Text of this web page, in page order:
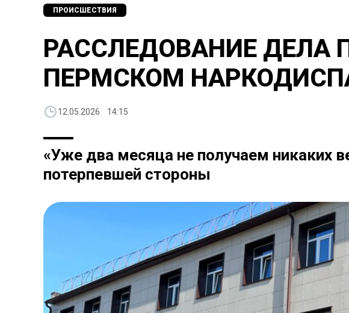
ПРОИСШЕСТВИЯ
РАССЛЕДОВАНИЕ ДЕЛА
ПЕРМСКОМ
12.05.2026 14:15
«Уже два месяца не получаем никаких
потерпевшей стороны